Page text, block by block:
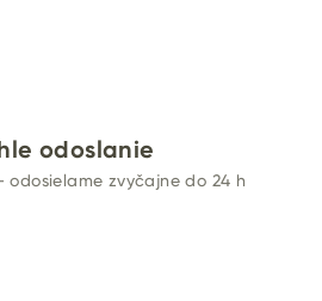
odoslanie
odosielame zvyčajne do 24 h